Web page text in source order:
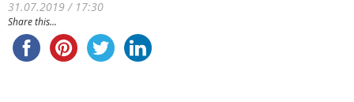
31.07.2019 / 17:30
Share this...